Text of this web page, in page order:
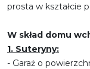
prosta w kształcie
W skład domu
1. Suteryny:
- Garaż o